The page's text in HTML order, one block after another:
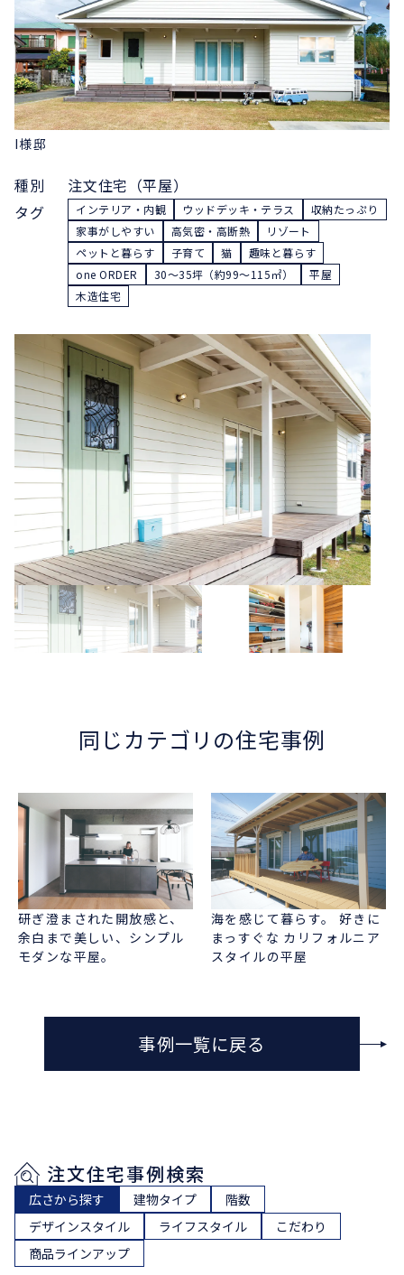
注文住宅事例検索
広さから探す 建物タイプ
階数
デザインスタイル
ライフスタイル
こだわり
商品ラインアップ
I様邸
種別
注文住宅（平屋）
タグ
インテリア・内観 ウッドデッキ・テラス
収納たっぷり
家事がしやすい
高気密・高断熱
リゾート
ペットと暮らす
子育て 猫
趣味と暮らす
one ORDER
30〜35坪（約99〜115㎡）
平屋
木造住宅
同じカテゴリの住宅事例
研ぎ澄まされた開放感と、
余白まで美しい、シンプル
モダンな平屋。
海を感じて暮らす。 好きに
まっすぐな カリフォルニア
スタイルの平屋
事例一覧に戻る